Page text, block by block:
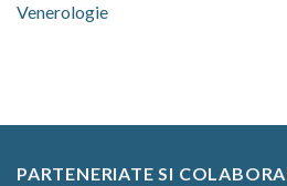
Venerologie
PARTENERIATE SI